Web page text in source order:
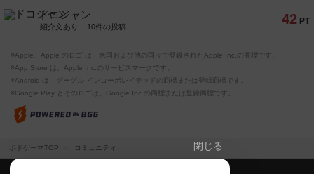
42 PT
ドコジャン
紹介文あり 10件の投稿
※Apple、Apple のロゴ は、米国および他の国々で登録されたApple Inc.の商標です。
※App Store は、Apple Inc.のサービスマークです。
※Android は、グーグル インコーポレイテッドの商標または登録商標です。
※Google Play とそのロゴは、Google Inc.の商標または登録商標です。
ボドゲーマTOP コミュニティ 閉じる